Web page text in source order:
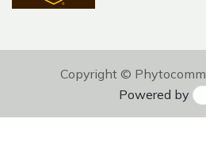
Copyright © Phytocomm
Powered by